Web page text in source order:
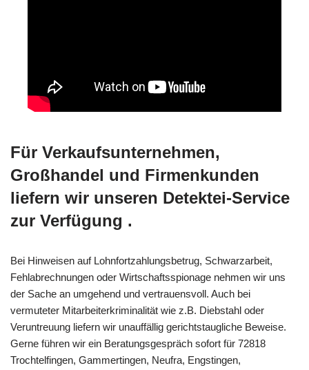
Für Verkaufsunternehmen,
Großhandel und Firmenkunden
liefern wir unseren Detektei-Service
zur Verfügung .
Bei Hinweisen auf Lohnfortzahlungsbetrug, Schwarzarbeit,
Fehlabrechnungen oder Wirtschaftsspionage nehmen wir uns
der Sache an umgehend und vertrauensvoll. Auch bei
vermuteter Mitarbeiterkriminalität wie z.B. Diebstahl oder
Veruntreuung liefern wir unauffällig gerichtstaugliche Beweise.
Gerne führen wir ein Beratungsgespräch sofort für 72818
Trochtelfingen, Gammertingen, Neufra, Engstingen,